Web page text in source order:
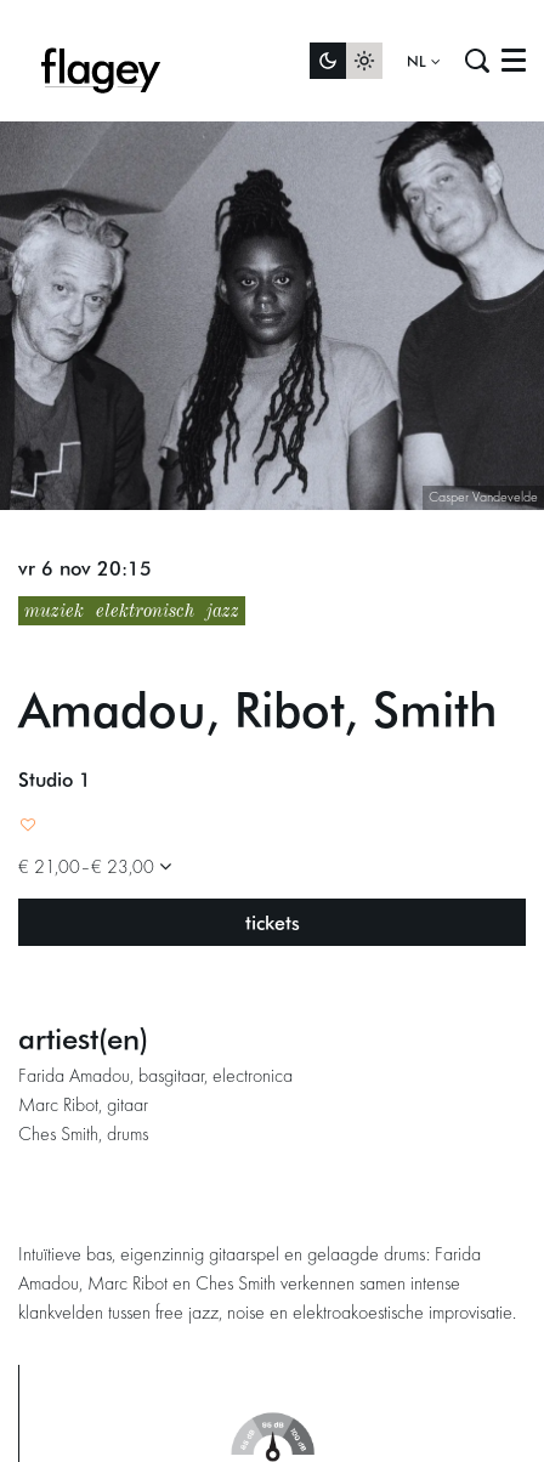
NL Menu
Casper Vandevelde
muziek elektronisch jazz
Amadou, Ribot, Smith
vr 6 nov 20:15
Studio 1
€ 21,00–€ 23,00
tickets
artiest(en)
Farida Amadou, basgitaar, electronica
Marc Ribot, gitaar
Ches Smith, drums
Intuïtieve bas, eigenzinnig gitaarspel en gelaagde drums: Farida
Amadou, Marc Ribot en Ches Smith verkennen samen intense
klankvelden tussen free jazz, noise en elektroakoestische improvisatie.